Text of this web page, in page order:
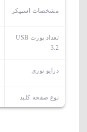
مشخصات اسپیکر
تعداد پورت USB
3.2
درایو نوری
نوع صفحه کلید